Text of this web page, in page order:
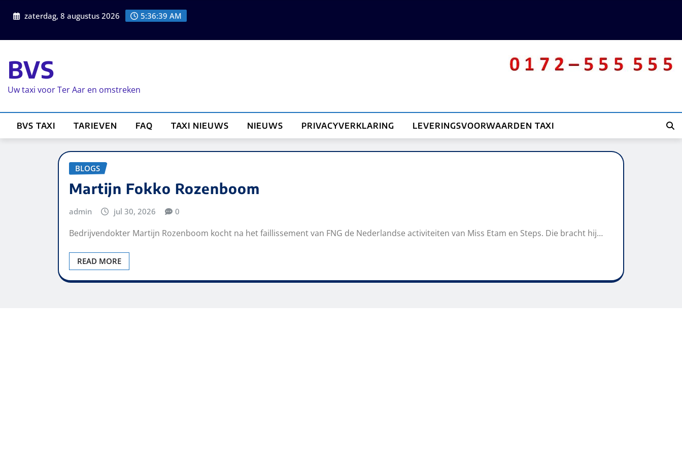
zaterdag, 8 augustus 2026 5:36:39 AM
BVS
Uw taxi voor Ter Aar en omstreken
BVS TAXI TARIEVEN FAQ TAXI NIEUWS NIEUWS PRIVACYVERKLARING LEVERINGSVOORWAARDEN TAXI
BLOGS
Martijn Fokko Rozenboom
admin jul 30, 2026 0
Bedrijvendokter Martijn Rozenboom kocht na het faillissement van FNG de Nederlandse activiteiten van Miss Etam en Steps. Die bracht hij…
READ MORE